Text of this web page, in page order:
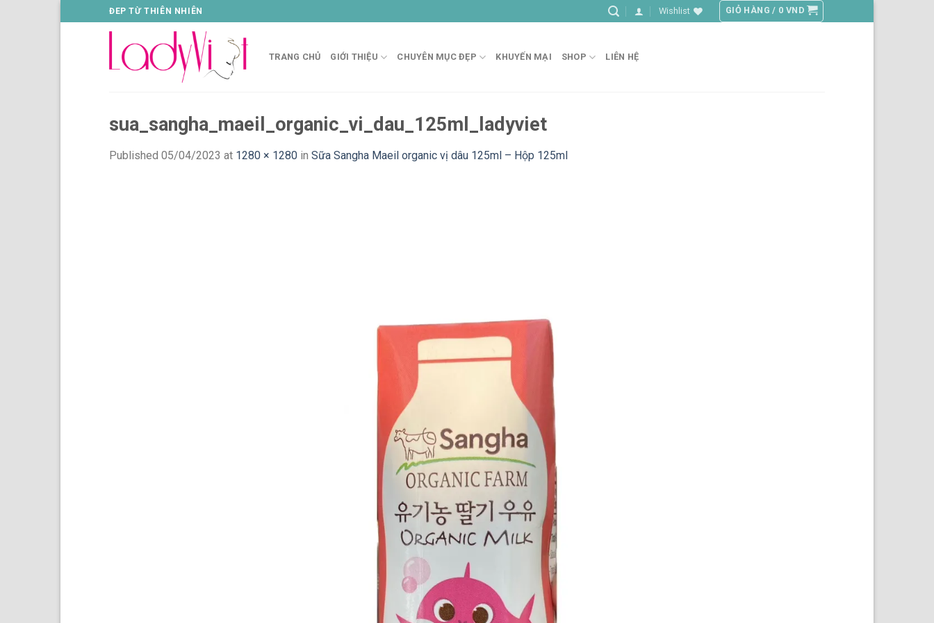
to
ĐEP TỪ THIÊN NHIÊN Wishlist GIỎ HÀNG / 0 VND
TRANG CHỦ GIỚI THIỆU CHUYÊN MỤC ĐẸP KHUYẾN MẠI SHOP LIÊN HỆ
sua_sangha_maeil_organic_vi_dau_125ml_ladyviet
Published 05/04/2023 at 1280 × 1280 in Sữa Sangha Maeil organic vị dâu 125ml – Hộp 125ml